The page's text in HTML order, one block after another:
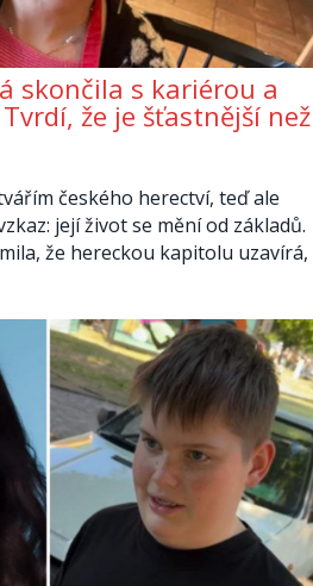
skončila s kariérou a
že je šťastnější než
českého herectví, teď ale
její život se mění od základů.
že hereckou kapitolu uzavírá,